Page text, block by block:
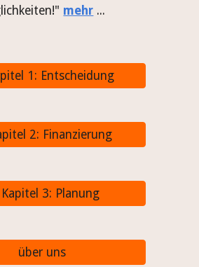
mehr ...
1: Entscheidung
2: Finanzierung
3: Planung
über uns